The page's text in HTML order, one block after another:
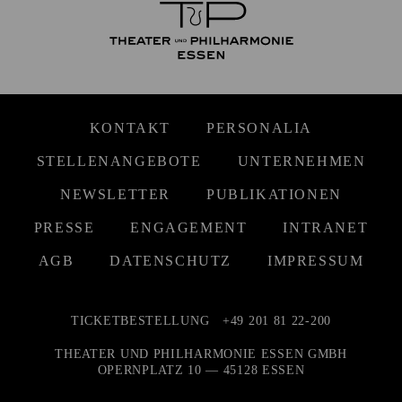
KONTAKT PERSONALIA
STELLENANGEBOTE UNTERNEHMEN
NEWSLETTER PUBLIKATIONEN
PRESSE ENGAGEMENT INTRANET
AGB DATENSCHUTZ IMPRESSUM
TICKETBESTELLUNG +49 201 81 22-200
THEATER UND PHILHARMONIE ESSEN GMBH
OPERNPLATZ 10 — 45128 ESSEN